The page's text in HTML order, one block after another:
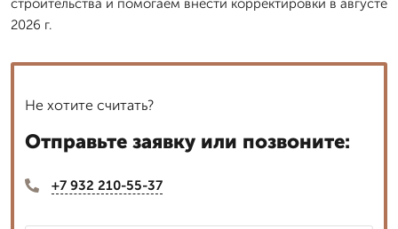
2026 г.
Не хотите считать?
Отправьте заявку или позвоните:
+7 932 210-55-37